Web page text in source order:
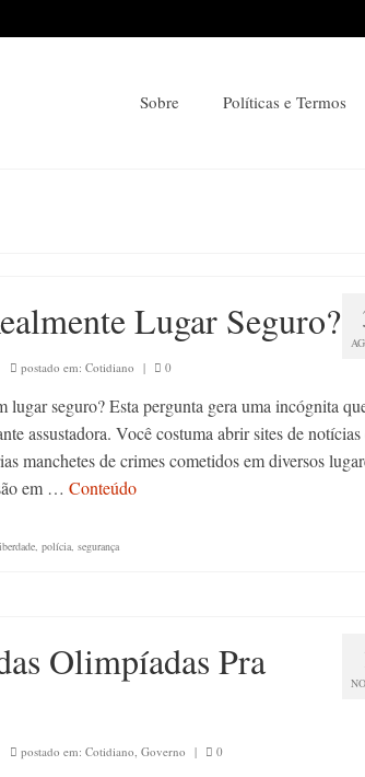
Sobre Políticas e Termos
Lugar Seguro?
postado em: Cotidiano | 0
lugar seguro? Esta pergunta gera uma incógnita
assustadora. Você costuma abrir sites de notícias
manchetes de crimes cometidos em diversos
em … Conteúdo
, polícia, segurança
Olimpíadas Pra
postado em: Cotidiano, Governo | 0